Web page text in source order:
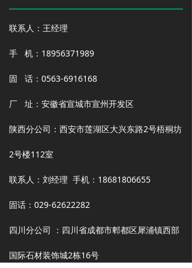
联系人：王经理
手 机：18956371989
固 话：0563-6916168
厂 址：安徽省宣城市宣州开发区
陕西分公司：西安市莲湖区大兴东路2号梧桐坊
2号楼112室
联系人：刘经理 手机：18681806655
固话：029-62622282
四川分公司 ：四川省成都市郫都区犀浦镇西部
国际石材装饰城2栋16号